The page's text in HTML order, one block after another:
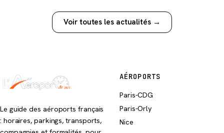
Voir toutes les actualités →
Le guide des aéroports français
: horaires, parkings, transports,
AÉROPORTS
Paris-CDG
Paris-Orly
Nice